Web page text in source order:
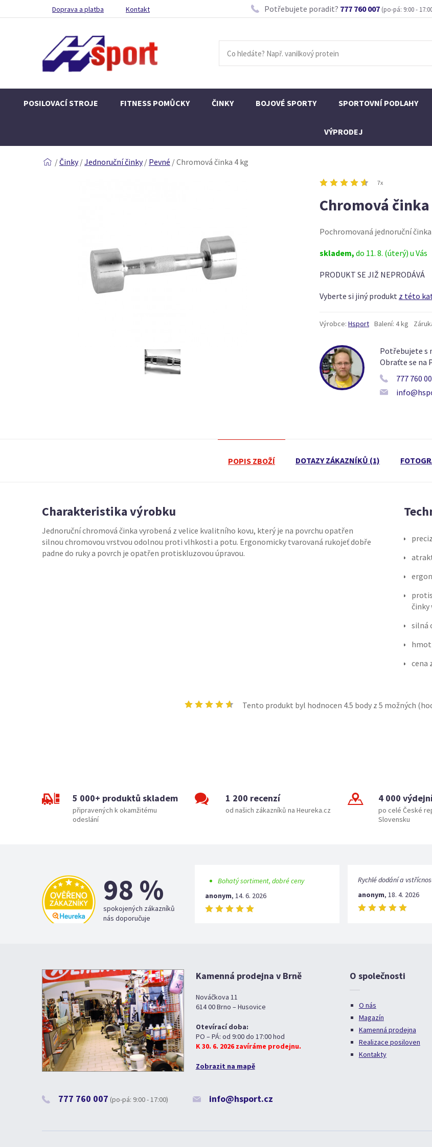
Doprava a platba Kontakt Potřebujete poradit? 777 760 007 (po-pá: 9:00 -
POSILOVACÍ STROJE FITNESS POMŮCKY ČINKY BOJOVÉ SPORTY SPORTOVNÍ PODLAHY
VÝPRODEJ
/Činky /Jednoruční činky / Pevné /Chromová činka 4 kg
7x
Chromová
Pochromovaná jednoruční činka
skladem, do 11. 8. (úterý) u Vás
PRODUKT SE JIŽ NEPRODÁVÁ
Vyberte si jiný produkt z této
Výrobce: Hsport Balení: 4 kg
Potřebujete s
Obraťte se na
777 760
POPIS ZBOŽÍ DOTAZY ZÁKAZNÍKŮ (1)
Charakteristika výrobku
Jednoruční chromová činka vyrobená z velice kvalitního kovu, který je na povrchu opatřen
silnou chromovou vrstvou odolnou proti vlhkosti a potu. Ergonomicky tvarovaná rukojeť dobře
padne do ruky a povrch je opatřen protiskluzovou úpravou.
činky
silná
cena
Tento produkt byl hodnocen 4.5 body z 5 možných
5 000+ produktů skladem
připravených k okamžitému
odeslání
1 200 recenzí
od našich zákazníků na Heureka.cz
4 000
po celé České
Slovensku
98 %
spokojených zákazníků
nás doporučuje
Bohatý sortiment, dobré ceny
anonym, 14. 6. 2026
Rychlé dodání a
anonym, 18. 4. 2026
Kamenná prodejna v Brně
Nováčkova 11
614 00 Brno – Husovice
Otevírací doba:
PO – PÁ: od 9:00 do 17:00 hod
K 30. 6. 2026 zavíráme prodejnu.
Zobrazit na mapě
777 760 007 (po-pá: 9:00 - 17:00) info@hsport.cz
O společnosti
O nás
Magazín
Kamenná prodejna
Realizace posiloven
Kontakty